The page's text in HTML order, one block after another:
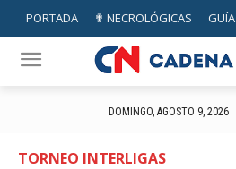
PORTADA ✟ NECROLÓGICAS GUÍA
DOMINGO, AGOSTO 9, 2026
TORNEO INTERLIGAS